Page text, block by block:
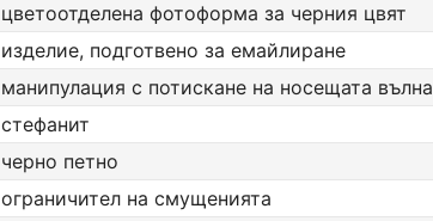
цветоотделена фотоформа за черния цвят
изделие, подготвено за емайлиране
манипулация с потискане на носещата вълна
стефанит
черно петно
ограничител на смущенията